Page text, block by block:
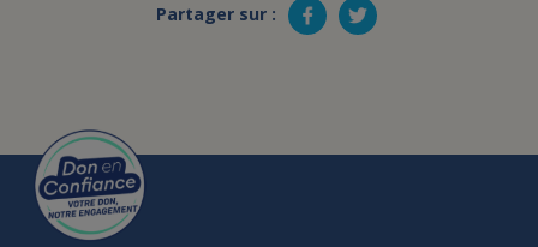
Partager sur :